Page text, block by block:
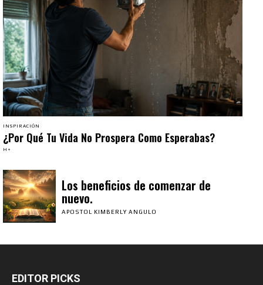
INSPIRACIÓN
¿Por Qué Tu Vida No Prospera Como Esperabas?
H+
Los beneficios de comenzar de
nuevo.
APOSTOL KIMBERLY ANGULO
EDITOR PICKS